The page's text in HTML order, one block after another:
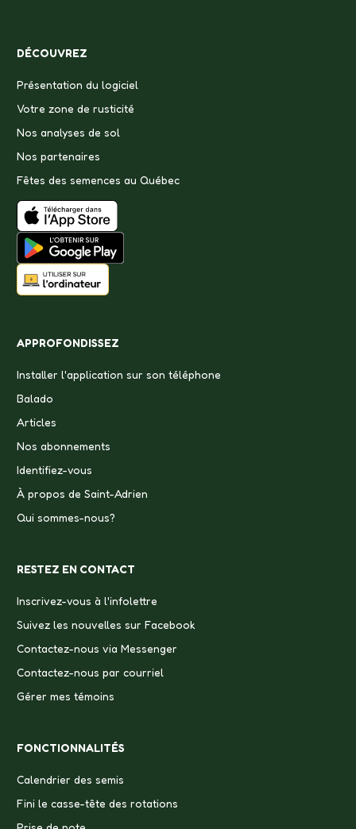
DÉCOUVREZ
Présentation du logiciel
Votre zone de rusticité
Nos analyses de sol
Nos partenaires
Fêtes des semences au Québec
APPROFONDISSEZ
Installer l'application sur son téléphone
Balado
Articles
Nos abonnements
Identifiez-vous
À propos de Saint-Adrien
Qui sommes-nous?
RESTEZ EN CONTACT
Inscrivez-vous à l'infolettre
Suivez les nouvelles sur Facebook
Contactez-nous via Messenger
Contactez-nous par courriel
Gérer mes témoins
FONCTIONNALITÉS
Calendrier des semis
Fini le casse-tête des rotations